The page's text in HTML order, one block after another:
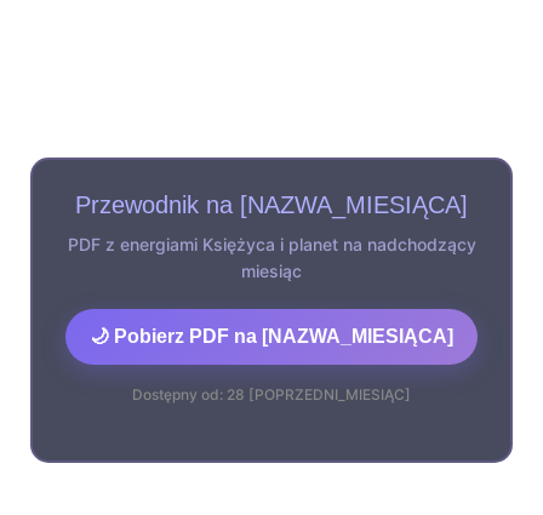
Przewodnik na [NAZWA_MIESIĄCA]
PDF z energiami Księżyca i planet na nadchodzący
miesiąc
🌙 Pobierz PDF na [NAZWA_MIESIĄCA]
Dostępny od: 28 [POPRZEDNI_MIESIĄC]